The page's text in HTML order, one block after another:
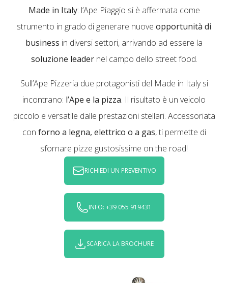
Made in Italy: l’Ape Piaggio si è affermata come
strumento in grado di generare nuove opportunità di
business in diversi settori, arrivando ad essere la
soluzione leadernel campo dello street food.
Sull’Ape Pizzeria due protagonisti del Made in Italy si
incontrano: l’Ape e la pizza. Il risultato è un veicolo
piccolo e versatile dalle prestazioni stellari. Accessoriata
con forno a legna, elettrico o a gas, ti permette di
sfornare pizze gustosissime on the road!
RICHIEDI UN PREVENTIVO
INFO: +39 055 919431
SCARICA LA BROCHURE